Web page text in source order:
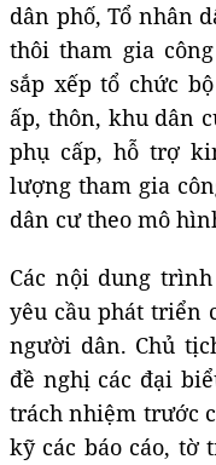
dân phố, Tổ nhân
thôi tham gia
sắp xếp tổ chức
ấp, thôn, khu dân
phụ cấp, hỗ trợ
lượng tham gia
dân cư theo mô
Các nội dung
yêu cầu phát triển
người dân. Chủ
đề nghị các đại
trách nhiệm trước
kỹ các báo cáo, tờ